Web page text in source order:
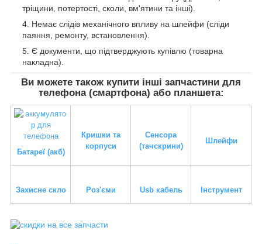
тріщини, потертості, сколи, вм'ятини та інші).
Немає слідів механічного впливу на шлейфи (сліди
паяння, ремонту, встановлення).
Є документи, що підтверджують купівлю (товарна
накладна).
Ви можете також купити інші запчастини для
телефона (смартфона) або планшета:
Батареї (акб)
Кришки та
корпуси
Сенсора
(тачскрини)
Шлейфи
Захисне скло Роз'єми Usb кабель Інструмент